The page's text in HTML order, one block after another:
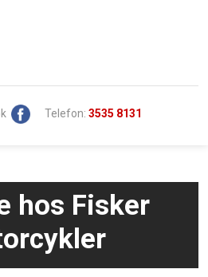
Telefon: 3535 8131
hos Fisker